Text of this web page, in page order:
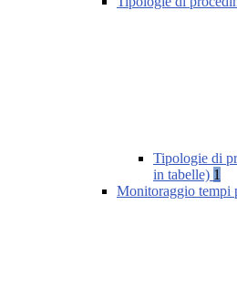
Tipologie di
in tabelle) 1
Monitoraggio tempi